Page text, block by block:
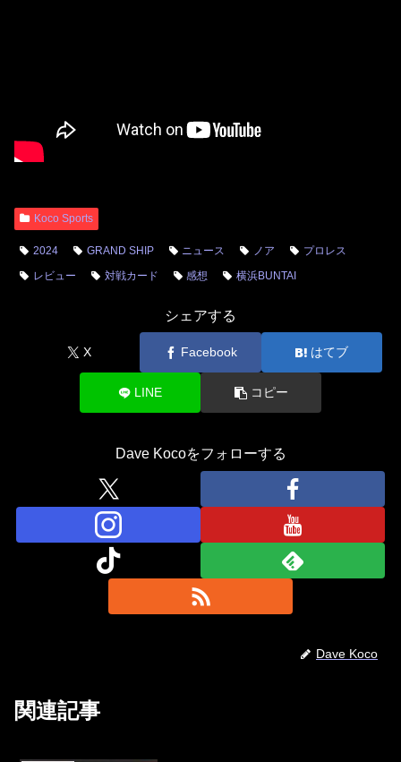
Koco Sports
2024 GRAND SHIP ニュース ノア
プロレス
レビュー
対戦カード 感想 横浜BUNTAI
シェアする
X Facebook はてブ
LINE コピー
Dave Kocoをフォローする
Dave Koco
関連記事